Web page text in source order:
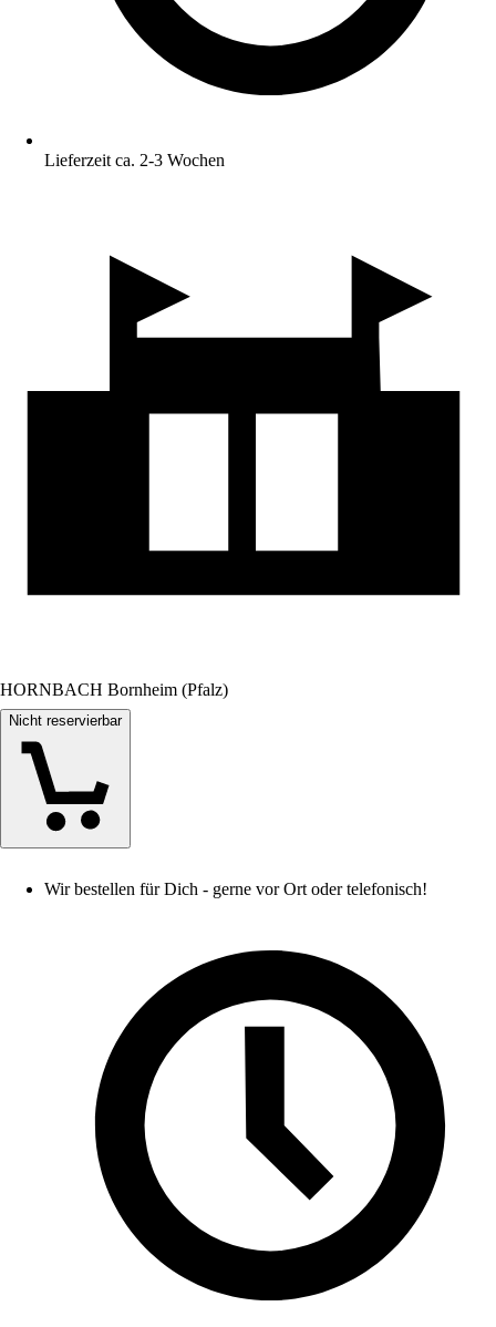
Lieferzeit ca. 2-3 Wochen
HORNBACH Bornheim (Pfalz)
Nicht reservierbar
Wir bestellen für Dich - gerne vor Ort oder telefonisch!